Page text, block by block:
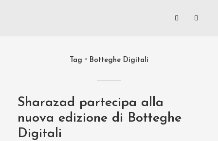
Tag Botteghe Digitali
Sharazad partecipa alla
nuova edizione di Botteghe
Digitali